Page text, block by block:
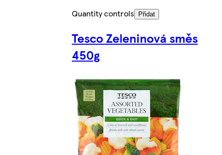
Quantity controls
Přidat
Tesco Zeleninová směs
450g